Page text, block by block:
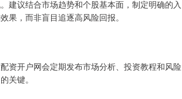
建议结合市场趋势和个股基本面，制定明确的入
果，而非盲目追逐高风险回报。
资开户网会定期发布市场分析、投资教程和风险
关键。